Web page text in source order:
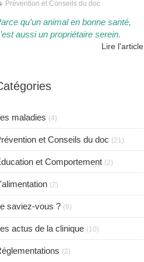
Prévention et Conseils du doc
qu’un animal en bonne santé,
aussi un propriétaire serein.​​
Lire l'article
maladies (4)
et Conseils du doc (21)
et Comportement (2)
(2)
saviez-vous ? (9)
actus de la clinique (10)
(2)